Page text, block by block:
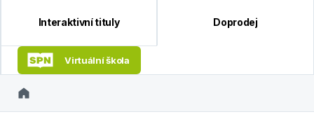
Interaktivní tituly Doprodej
Virtuální škola